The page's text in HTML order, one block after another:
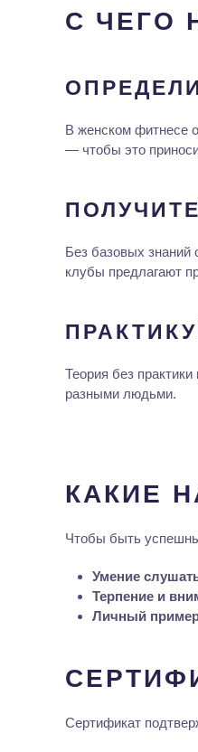
С ЧЕГО
В женском фитнесе
— чтобы это
Без базовых знаний
клубы предлагают
Теория без
разными людьми.
КАКИЕ
Чтобы быть
Умение
Терпение и
Личный
Сертификат